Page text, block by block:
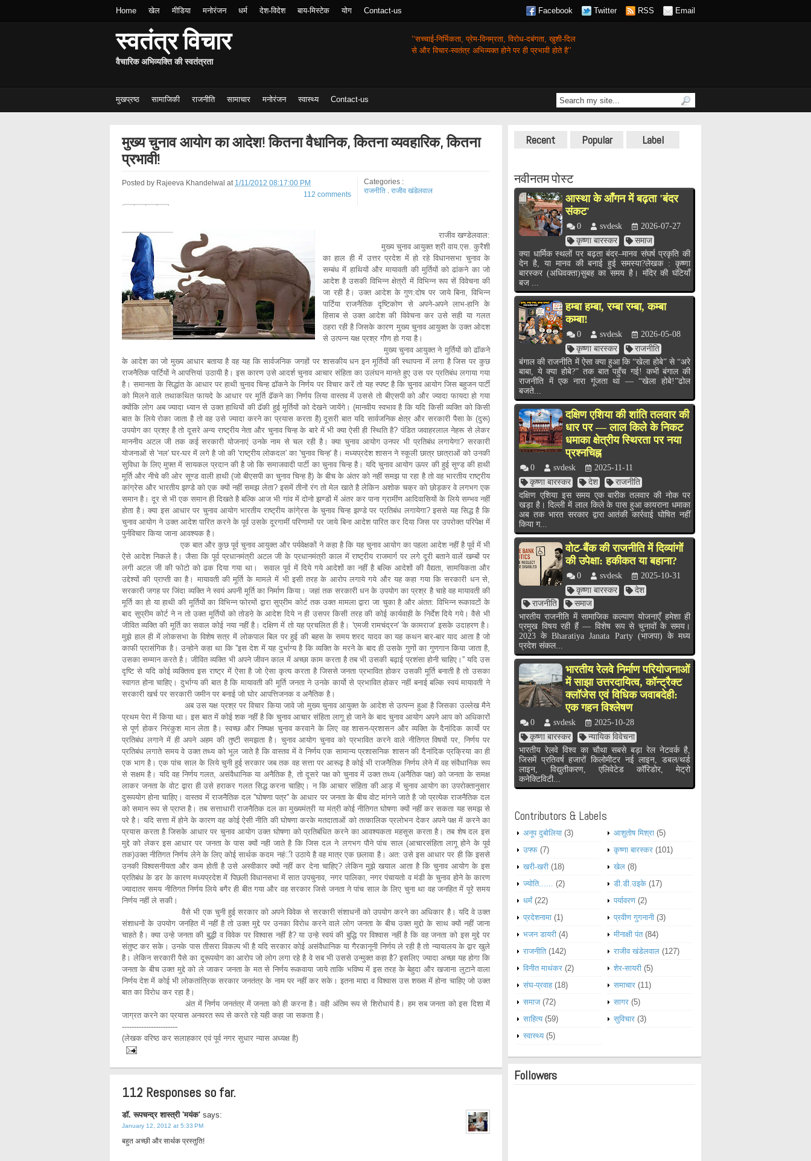
Home खेल मीडिया मनोरंजन धर्म देश-विदेश बाय-मिस्टेक योग Contact-us Facebook Twitter RSS Email
स्वतंत्र विचार
वैचारिक अभिव्यक्ति की स्वतंत्रता
‘‘सच्चाई-निर्भिकता, प्रेम-विनम्रता, विरोध-दबंगता,खुशी-दिल
से और विचार-स्वतंत्र अभिव्यक्त होने पर ही प्रभावी होते है’’
मुखप्रष्ठ सामाजिकी राजनीति सामाचार मनोरंजन स्वास्थ्य Contact-us
मुख्य चुनाव आयोग का आदेश! कितना वैधानिक, कितना व्यवहारिक, कितना
प्रभावी!
Posted by Rajeeva Khandelwal at 1/11/2012 08:17:00 PM
112 comments
Categories :
राजनीति . राजीव खंडेलवाल
राजीव खण्डेलवाल:
मुख्य चुनाव आयुक्त श्री वाय.एस. कुरैशी
का हाल ही में उत्तर प्रदेश में हो रहे विधानसभा चुनाव के
सम्बंध में हाथियों और मायावती की मुर्तियों को ढांकने का जो
आदेश है उसकी विभिन्न क्षेत्रों में विभिन्न रूप सें विवेचना की
जा रही है। उक्त आदेश के गुण:दोष पर जाये बिना, विभिन्न
पार्टिया राजनैतिक दृष्टिकोण से अपने-अपने लाभ-हानि के
हिसाब से उक्त आदेश की विवेचना कर उसे सही या गलत
ठहरा रही है जिसके कारण मुख्य चुनाव आयुक्त के उक्त ओदश
से उत्पन्न यक्ष प्रश्र गौण हो गया है।
मुख्य चुनाव आयुक्त ने मुर्तियों को ढॉकने
के आदेश का जो मुख्य आधार बताया है वह यह कि सार्वजनिक जगहों पर शासकीय धन इन मूर्तियों की स्थापना में लगा है जिस पर कुछ
राजनैतिक पार्टियों ने आपत्तियां उठायी है। इस कारण उसे आदर्श चुनाव आचार संहिता का उलंघन मानते हुए उस पर प्रतिबंध लगाया गया
है। समानता के सिद्धांत के आधार पर हाथी चुनाव चिन्ह ढॉकने के निर्णय पर विचार करें तो यह स्पष्ट है कि चुनाव आयोग जिस बहुजन पार्टी
को मिलने वाले तथाकथित फायदे के आधार पर मूर्ति ढॅकने का निर्णय लिया वास्तव में उससे तो बीएसपी को और ज्यादा फायदा हो गया
क्योंकि लोग अब ज्यादा ध्यान से उक्त हाथियों की ढॅकी हुई मूर्तियों को देखने जायेंगे। (मानवीय स्वभाव है कि यदि किसी व्यक्ति को किसी
बात के लिये रोका जाता है तो वह उसे ज्यादा करने का प्रयास करता है) दूसरी बात यदि सार्वजनिक क्षेत्र और सरकारी पैसा के (दुरू)
उपयोग का प्रश्र है तो दूसरे अन्य राष्ट्रीय नेता और चुनाव चिन्ह के बारे में भी क्या ऐसी ही स्थिति है? पंडित जवाहरलाल नेहरू से लेकर
माननीय अटल जी तक कई सरकारी योजनाएं उनके नाम से चल रही है। क्या चुनाव आयोग उनपर भी प्रतिबंध लगायेगा? सरकारी
योजनाओं से 'नल' घर-घर में लगे है जो की 'राष्ट्रीय लोकदल' का 'चुनाव चिन्ह' है। मध्यप्रदेश शासन ने स्कूली छात्र छात्राओं को उनकी
सुविधा के लिए मुफ्त में सायकल प्रदान की है जो कि समाजवादी पार्टी का चुनाव चिन्ह है। यदि चुनाव आयोग ऊपर की हुई सूण्ड की हाथी
मूर्ति और नीचे की ओर सूण्ड वाली हाथी (जो बीएसपी का चुनाव चिन्ह है) के बीच के अंतर को नहीं समझ पा रहा है तो वह भारतीय राष्ट्रीय
कांग्रेस और भारतीय झण्डे को एक क्यों नहीं समझ लेता? इसमें तीनों रंग तो मेल खाते है लेकिन अशोक चक्र को छोड़कर वे लगभग एक
समान है। दूर से भी एक समान ही दिखते है बल्कि आज भी गांव में दोनो झण्डों में अंतर कर पाना ग्रामींण आदिवासियों के लिये सम्भव नहीं
होता है। क्या इस आधार पर चुनाव आयोग भारतीय राष्ट्रीय कांगे्रस के चुनाव चिन्ह झण्डे पर प्रतिबंध लगायेगा? इससे यह सिद्ध है कि
चुनाव आयोग ने उक्त आदेश पारित करने के पूर्व उसके दूरगामीं परिणामों पर जाये बिना आदेश पारित कर दिया जिस पर उपरोक्त परिपेक्ष में
पुर्नविचार किया जाना आवश्यक है।
एक बात और कुछ पूर्व चुनाव आयुक्त और पर्यवेक्षकों ने कहा है कि यह चुनाव आयोग का पहला आदेश नहीं है पूर्व में भी
ऐसे आदेश निकले है। जैसा कि पूर्व प्रधानमंत्री अटल जी के प्रधानमंत्री काल में राष्ट्रीय राजमार्ग पर लगे दूरी बताने वालें खम्बों पर
लगी अटल जी की फोटो को ढक दिया गया था। सवाल पूर्व में दिये गये आदेशों का नहीं है बल्कि आदेशों की वैद्यता, सामयिकता और
उद्देश्यों की प्राप्ती का है। मायावती की मूर्ति के मामले में भी इसी तरह के आरोप लगाये गये और यह कहा गया कि सरकारी धन से,
सरकारी जगह पर जिंदा व्यक्ति ने स्वयं अपनी मूर्ति का निर्माण किया। जहां तक सरकारी धन के उपयोग का प्रश्र है चाहे वह मायावती की
मूर्ति का हो या हाथी की मूर्तियों का विभिन्न फोरमों द्वारा सुप्रीम कोर्ट तक उक्त मामला द्वारा जा चुका है और अंतत: विभिन्न रूकावटों के
बाद सुप्रीम कोर्ट ने न तो उक्त मूर्तियों को तोडऩे के आदेश दिये न ही उसपर किसी तरह की कोई कार्यवाही के निर्देश दिये गये। वैसे भी
जीवित व्यक्ति की मूर्ति का सवाल कोई नया नहीं है। दक्षिण में तो यह प्रचलित ही है। 'एमजी रामचंद्रन' 'के कामराज' इसके उदाहरण है।
मुझे हाल ही में लोकसभा के विशेष सत्र में लोकपाल बिल पर हुई की बहस के समय शरद यादव का यह कथन बार-बार याद आता है जो
काफी प्रासंगिक है। उन्होने कहा था कि ''इस देश में यह दुर्भाग्य है कि व्यक्ति के मरने के बाद ही उसके गुणों का गुणगान किया जाता है,
उसका सम्मान करते है। जीवित व्यक्ति भी अपने जीवन काल में अच्छा काम करता है तब भी उसकी बढ़ाई प्रशंसा होनी चाहिए।'' यदि उस
दृष्टि से यदि कोई व्यक्तित्व इस राष्ट्र में ऐसा है जो ऐसा कृत्य करता है जिससे जनता प्रभावित होकर उसकी मूर्ति बनाती है तो उसका
स्वागत होना चाहिए। दुर्भाग्य की बात है कि मायावती की मूर्ति जनता ने उनके कार्यो से प्रभावित होकर नहीं बनाई बल्कि स्वयं मायावती ने
सरकारी खर्च पर सरकारी जमीन पर बनाई जो घोर आपत्तिजनक व अनैतिक है।
अब उस यक्ष प्रश्र पर विचार किया जावे जो मुख्य चुनाव आयुक्त के आदेश से उत्पन्न हुआ है जिसका उल्लेख मैने
प्रथम पेरा में किया था। इस बात में कोई शक नहीं है कि चुनाव आचार संहिता लागू हो जाने के बाद चुनाव आयोग अपने आप को अधिकारों
से पूर्ण होकर निरंकुश मान लेता है। स्वच्छ और निष्पक्ष चुनाव करवाने के लिए वह शासन-प्रशासन और व्यक्ति के दैनांदिक कार्यो पर
प्रतिबंध लगाने में ही अपने अहम की तुष्टी समझता है। चुनाव आयोग चुनाव को प्रभावित करने वाले नीतिगत विषयों पर, निर्णय पर
प्रतिबंध लगाते समय वे उक्त तथ्य को भूल जाते है कि वास्तव में वे निर्णय एक सामान्य प्रशासनिक शासन की दैनांदिक प्रक्रिया का ही
एक भाग है। एक पांच साल के लिये चुनी हुई सरकार जब तक वह सत्ता पर आरूढ़ है कोई भी राजनैतिक निर्णय लेने में वह संवैधानिक रूप
से सक्षम है। यदि वह निर्णय गलत, असंवैधानिक या अनैतिक है, तो दूसरे पक्ष को चुनाव में उक्त तथ्य (अनैतिक पक्ष) को जनता के समक्ष
लाकर जनता के वोट द्वारा ही उसे हराकर गलत सिद्ध करना चाहिए। न कि आचार संहिता की आड़ में चुनाव आयोग का उपरोक्तानुसार
दुरूपयोग होना चाहिए। वास्तव में राजनैतिक दल ''घोषणा पत्र'' के आधार पर जनता के बीच वोट मांगने जाते है जो प्रत्येक राजनैतिक दल
को समान रूप से प्राप्त है। तब सत्ताधारी राजनैतिक दल का मुख्यमंत्री या मंत्री कोई नीतिगत घोषणा क्यों नहीं कर सकता यह समझ से
परे है। यदि सत्ता में होने के कारण वह कोई ऐसी नीति की घोषणा करके मतदाताओं को तत्कालिक प्रलोभन देकर अपने पक्ष में करने का
प्रयास करता है जिसके आधार पर चुनाव आयोग उक्त घोषणा को प्रतिबंधित करने का आवश्यकता महसूस करता है। तब शेष दल इस
मुद्दे को लेकर इस आधार पर जनता के पास क्यों नही जाते है कि जिस दल ने लगभग पौने पांच साल (आचारसंहिता लागू होने के पूर्व
तक)उक्त नीतिगत निर्णय लेने के लिए कोई सार्थक कदम नहंी उठाये है वह मात्र एक छलावा है। अत: उसे इस आधार पर ही कि इससे
उनकी विश्वसनीयता और कम होती है उसे अस्वीकार क्यों नहीं कर देना चाहिए? लेकिन मुझे खयाल आता है कि चुनाव आयोग के इस
प्रतिबंध के डर के कारण मध्यप्रदेश में पिछली विधानसभा में सात उपचुनाव, नगर पालिका, नगर पंचायतो व मंडी के चुनाव होने के कारण
ज्यादातर समय नीतिगत निर्णय लिये बगैर ही बीत गया और वह सरकार जिसे जनता ने पांच साल के लिए चुना था वह जनहित में पूरे समय
निर्णय नहीं ले सकी।
वैसे भी एक चुनी हुई सरकार को अपने विवेक से सरकारी संशाधनों को उपयोग करने का अधिकार है। यदि वे उक्त
संशाधनों के उपयोग जनहित में नहीं है तो उक्त मुद्दे पर उनका विरोध करने वाले लोग जनता के बीच उक्त मुद्दो के साथ क्यों नहीं जाना
चाहते है। क्या उन्हे जनता की बुद्धी व विवेक पर विश्वास नहीं है? या उन्हे स्वयं की बुद्धि पर विश्वास नहीं है कि वह जनता को इस मुद्दे पर
संतुष्ट कर सके। उनके पास तीसरा विकल्प भी है यदि सरकार कोई असंवैधानिक या गैरकानूनी निर्णय ले रही है तो न्यायालय के द्वार खुले
है। लेकिन सरकारी पैसे का दूरूपयोग का आरोप जो लोग लगा रहे है वे सब भी उससे उन्मुक्त कहा है? इसलिए ज्यादा अच्छा यह होगा कि
जनता के बीच उक्त मुद्दे को ले जाकर जनता के मत से निर्णय रूकवाया जाये ताकि भविष्य में इस तरह के बेहुदा और खजाना लुटाने वाला
निर्णय देश में कोई भी लोकतांत्रिक सरकार जनतंत्र के नाम पर नहीं कर सके। इतना माद्दा व विश्वास उस शख्स में होना चाहिए जो उक्त
बात का विरोध कर रहा है।
अंत में निर्णय जनतंत्र में जनता को ही करना है। वही अंतिम रूप से शिरोधार्य है। हम सब जनता को इस दिशा में
जाग्रत करने का प्रयास अनवरत रूप से करते रहे यही कहा जा सकता है।
-----------------------
(लेखक वरिष्ठ कर सलाहकार एवं पूर्व नगर सुधार न्यास अध्यक्ष है)
112 Responses so far.
डॉ. रूपचन्द्र शास्त्री 'मयंक' says:
January 12, 2012 at 5:33 PM
बहुत अच्छी और सार्थक प्रस्तुति!
Recent Popular Label
नवीनतम पोस्ट
आस्था के आँगन में बढ़ता 'बंदर
संकट'
0 svdesk
2026-07-27
कृष्णा बारस्कर
समाज
क्या धार्मिक स्थलों पर बढ़ता बंदर–मानव संघर्ष प्रकृति की
देन है, या मानव की बनाई हुई समस्या?लेखक : कृष्णा
बारस्कर (अधिवक्ता)सुबह का समय है। मंदिर की घंटियाँ
बज ...
हम्बा हम्बा, रम्बा रम्बा, कम्बा
कम्बा!
0 svdesk
2026-05-08
कृष्णा बारस्कर
राजनीति
बंगाल की राजनीति में ऐसा क्या हुआ कि “खेला होबे” से “अरे
बाबा, ये क्या होबे?” तक बात पहुँच गई! कभी बंगाल की
राजनीति में एक नारा गूंजता था — “खेला होबे!”ढोल
बजते...
दक्षिण एशिया की शांति तलवार की
धार पर — लाल किले के निकट
धमाका क्षेत्रीय स्थिरता पर नया
प्रश्नचिह्न
0 svdesk
2025-11-11
कृष्णा बारस्कर
देश
राजनीति
दक्षिण एशिया इस समय एक बारीक तलवार की नोक पर
खड़ा है। दिल्ली में लाल किले के पास हुआ कायराना धमाका
अब तक भारत सरकार द्वारा आतंकी कार्रवाई घोषित नहीं
किया ग...
वोट-बैंक की राजनीति में दिव्यांगों
की उपेक्षा: हकीकत या बहाना?
0 svdesk
2025-10-31
कृष्णा बारस्कर
देश
राजनीति
समाज
भारतीय राजनीति में सामाजिक कल्याण योजनाएँ हमेशा ही
प्रमुख विषय रही हैं — विशेष रूप से चुनावों के समय।
2023 के Bharatiya Janata Party (भाजपा) के मध्य
प्रदेश संकल...
भारतीय रेलवे निर्माण परियोजनाओं
में साझा उत्तरदायित्व, कॉन्ट्रैक्ट
क्लॉजेस एवं विधिक जवाबदेही:
एक गहन विश्लेषण
0 svdesk
2025-10-28
कृष्णा बारस्कर
न्यायिक विवेचना
भारतीय रेलवे विश्व का चौथा सबसे बड़ा रेल नेटवर्क है,
जिसमें प्रतिवर्ष हजारों किलोमीटर नई लाइन, डबल/थर्ड
लाइन, विद्युतीकरण, एलिवेटेड कॉरिडोर, मेट्रो
कनेक्टिविटी...
Contributors & Labels
अनूप दुबोलिया (3) आशुतोष मिश्रा (5)
उफ्फ (7) कृष्णा बारस्कर (101)
खरी-खरी (18) खेल (8)
ज्योति...... (2) डी.डी.उइके (17)
धर्मं (22) पर्यावरण (2)
प्रदेशनामा (1) प्रवीण गुगनानी (3)
भजन डायरी (4) मीनाक्षी पंत (84)
राजनीति (142) राजीव खंडेलवाल (127)
विनीत माथंकर (2) शेर-सायरी (5)
संघ-प्रवाह (18) समाचार (11)
समाज (72) सागर (5)
साहित्य (59) सुविचार (3)
स्वास्थ्य (5)
Followers